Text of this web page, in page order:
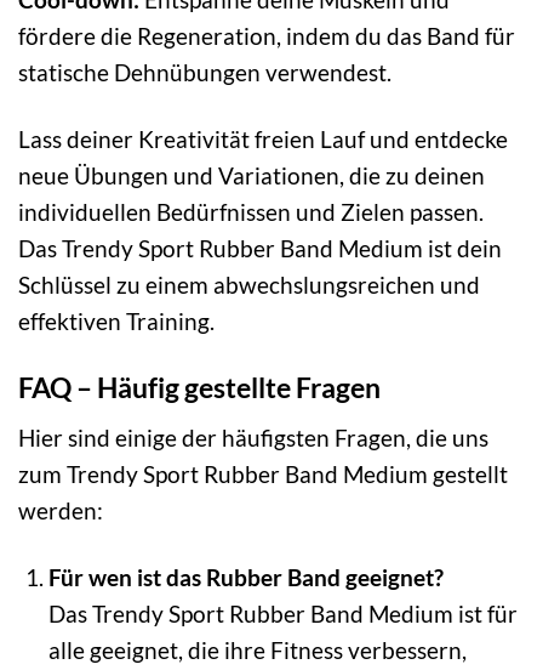
fördere die Regeneration, indem du das Band für
statische Dehnübungen verwendest.
Lass deiner Kreativität freien Lauf und entdecke
neue Übungen und Variationen, die zu deinen
individuellen Bedürfnissen und Zielen passen.
Das Trendy Sport Rubber Band Medium ist dein
Schlüssel zu einem abwechslungsreichen und
effektiven Training.
FAQ – Häufig gestellte Fragen
Hier sind einige der häufigsten Fragen, die uns
zum Trendy Sport Rubber Band Medium gestellt
werden:
Für wen ist das Rubber Band geeignet?
Das Trendy Sport Rubber Band Medium ist für
alle geeignet, die ihre Fitness verbessern,